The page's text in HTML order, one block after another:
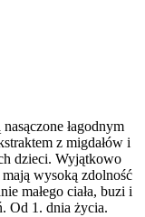
łagodnym
z migdałów i
dzieci. Wyjątkowo
wysoką zdolność
małego ciała, buzi i
Od 1. dnia życia.